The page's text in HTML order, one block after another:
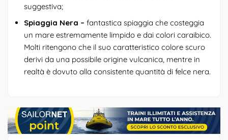
suggestiva;
Spiaggia Nera – fantastica spiaggia che costeggia
un mare estremamente limpido e dai colori caraibico.
Molti ritengono che il suo caratteristico colore scuro
derivi da una possibile origine vulcanica, mentre in
realtà è dovuto alla consistente quantità di felce nera.